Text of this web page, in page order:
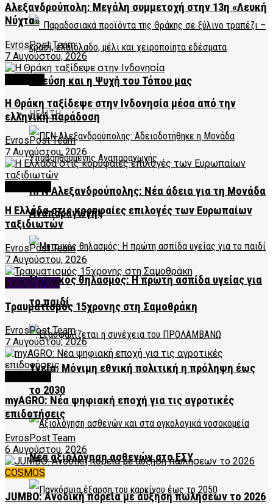
Η Γεύση και η Ψυχή του Τόπου μας
HEALTH
ΠΓΝ Αλεξανδρούπολης: Νέα άδεια για τη Μονάδα
Αναπαραγωγής
Μητρικός θηλασμός: Η πρώτη ασπίδα υγείας για
το παιδί
Υγεία: Μόνιμη εθνική πολιτική η πρόληψη έως
το 2030
Νέα αξιολόγηση ασθενών στο ΕΣΥ
Αλεξανδρούπολη: Μεγάλη συμμετοχή στην 13η «Λευκή
Νύχτα»
EvrosPost Team
7 Αυγούστου, 2026
Η Θράκη ταξίδεψε στην Ινδονησία μέσα από την
ελληνική παράδοση
EvrosPost Team
7 Αυγούστου, 2026
Η Ελλάδα στις κορυφαίες επιλογές των Ευρωπαίων
ταξιδιωτών
EvrosPost Team
7 Αυγούστου, 2026
EVROS NOW
Τραυματισμός 15χρονης στη Σαμοθράκη
EvrosPost Team
7 Αυγούστου, 2026
myAGRO: Νέα ψηφιακή εποχή για τις αγροτικές
επιδοτήσεις
EvrosPost Team
6 Αυγούστου, 2026
COSMOS
JUMBO: Ανοδική πορεία με αύξηση πωλήσεων το 2026